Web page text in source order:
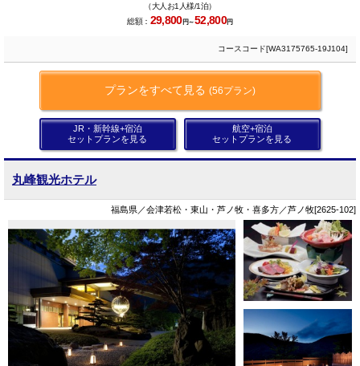
（大人お1人様/1泊）
総額： 29,800円～52,800円
コースコード[WA3175765-19J104]
プランをすべて見る (56プラン)
JR・新幹線+宿泊
セットプランを見る
航空+宿泊
セットプランを見る
丸峰観光ホテル
福島県／会津若松・東山・芦ノ牧・喜多方／芦ノ牧[2625-102]